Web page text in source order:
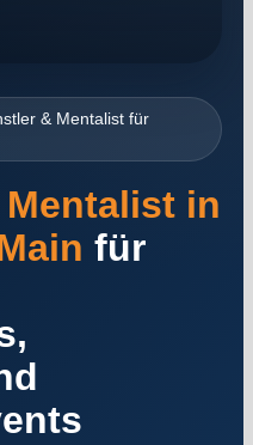
& Mentalist für
in
für